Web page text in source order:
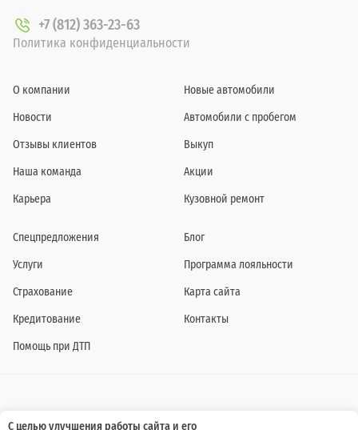
+7 (812) 363-23-63
Политика конфиденциальности
О компании
Новости
Отзывы клиентов
Наша команда
Карьера
Новые автомобили
Автомобили с пробегом
Выкуп
Акции
Кузовной ремонт
Спецпредложения
Услуги
Страхование
Кредитование
Помощь при ДТП
Блог
Программа лояльности
Карта сайта
Контакты
Информация о технических характеристиках, составе комплектаций, цветовой
С целью улучшения работы сайта и его